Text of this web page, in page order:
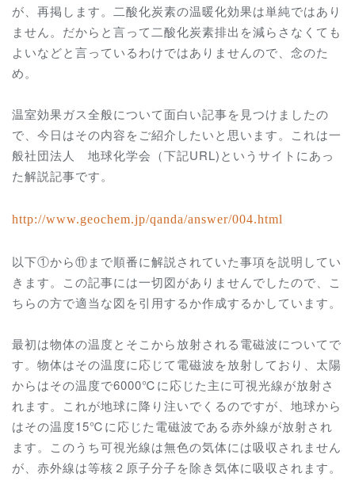
が、再掲します。二酸化炭素の温暖化効果は単純ではあり
ません。だからと言って二酸化炭素排出を減らさなくても
よいなどと言っているわけではありませんので、念のた
め。
温室効果ガス全般について面白い記事を見つけましたの
で、今日はその内容をご紹介したいと思います。これは一
般社団法人 地球化学会（下記URL)というサイトにあっ
た解説記事です。
http://www.geochem.jp/qanda/answer/004.html
以下①から⑪まで順番に解説されていた事項を説明してい
きます。この記事には一切図がありませんでしたので、こ
ちらの方で適当な図を引用するか作成するかしています。
最初は物体の温度とそこから放射される電磁波についてで
す。物体はその温度に応じて電磁波を放射しており、太陽
からはその温度で6000℃に応じた主に可視光線が放射さ
れます。これが地球に降り注いでくるのですが、地球から
はその温度15℃に応じた電磁波である赤外線が放射され
ます。このうち可視光線は無色の気体には吸収されません
が、赤外線は等核２原子分子を除き気体に吸収されます。